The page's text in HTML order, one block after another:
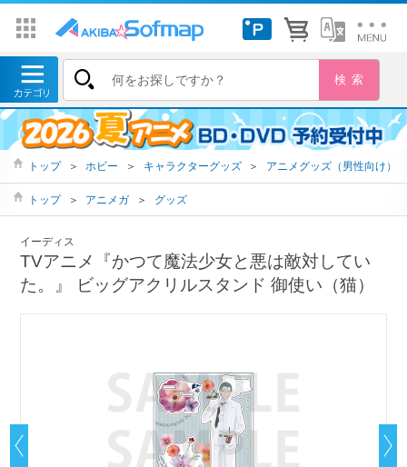
トップ ＞ ホビー ＞ キャラクターグッズ ＞ アニメグッズ（男性向け）
トップ ＞ アニメガ ＞ グッズ
イーディス
TVアニメ『かつて魔法少女と悪は敵対してい
た。』 ビッグアクリルスタンド 御使い（猫）